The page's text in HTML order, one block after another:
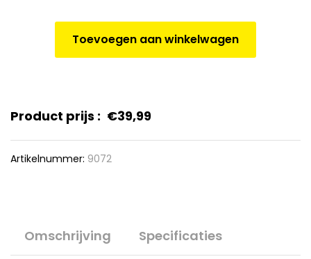
quantity
Toevoegen aan winkelwagen
Product prijs : €39,99
Artikelnummer: 9072
Omschrijving Specificaties